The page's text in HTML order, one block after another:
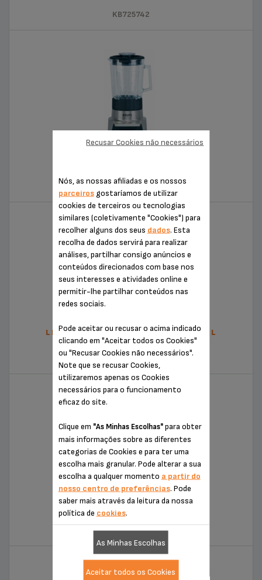
KB725742
KB720742
LIQUIDIFICADORA COPO DE VIDRO 2L
KB503110
FRESHMIX
KB710D41
Nós, as nossas afiliadas e os nossos
parceirosgostaríamos de utilizar
cookies de terceiros ou tecnologias
similares (coletivamente "Cookies") para
recolher alguns dos seus dados. Esta
recolha de dados servirá para realizar
análises, partilhar consigo anúncios e
conteúdos direcionados com base nos
seus interesses e atividades online e
permitir-lhe partilhar conteúdos nas
redes sociais.
Pode aceitar ou recusar o acima indicado
clicando em "Aceitar todos os Cookies"
ou "Recusar Cookies não necessários".
Note que se recusar Cookies,
utilizaremos apenas os Cookies
necessários para o funcionamento
eficaz do site.
Clique em "As Minhas Escolhas"para obter
mais informações sobre as diferentes
categorias de Cookies e para ter uma
escolha mais granular. Pode alterar a sua
escolha a qualquer momento a partir do
nosso centro de preferências. Pode
saber mais através da leitura da nossa
política de cookies.
Recusar Cookies não necessários
As Minhas Escolhas
Aceitar todos os Cookies